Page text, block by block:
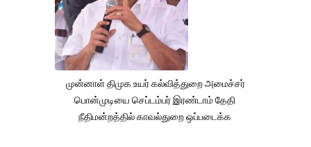
முன்னாள் திமுக உயர் கல்வித்துறை அமைச்சர்
பொன்முடியை செப்டம்பர் இரண்டாம் தேதி
நீதிமன்றத்தில் காவல்துறை ஒப்படைக்க